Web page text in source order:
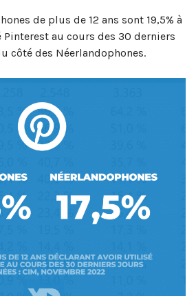
de plus de 12 ans sont 19,5% à
au cours des 30 derniers
côté des Néerlandophones.